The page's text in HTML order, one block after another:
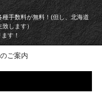
手数料が無料！(但し、北海道
します）
ます！
ご案内